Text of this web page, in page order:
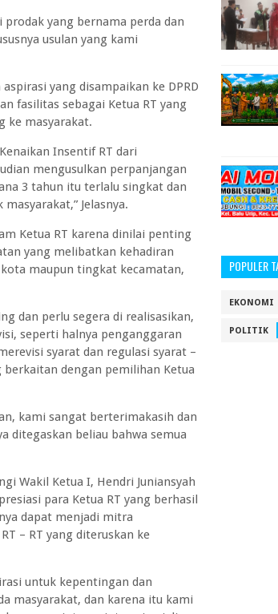
yang bernama perda dan
usulan yang kami
yang disampaikan ke DPRD
fasilitas sebagai Ketua RT yang
ke masyarakat.
Insentif RT dari
mengusulkan perpanjangan
3 tahun itu terlalu singkat dan
Jelasnya.
Ketua RT karena dinilai penting
yang melibatkan kehadiran
maupun tingkat kecamatan,
dan perlu segera di realisasikan,
seperti halnya penganggaran
syarat dan regulasi syarat –
dengan pemilihan Ketua
kami sangat berterimakasih dan
ditegaskan beliau bahwa semua
Wakil Ketua I, Hendri Juniansyah
para Ketua RT yang berhasil
dapat menjadi mitra
– RT yang diteruskan ke
untuk kepentingan dan
masyarakat, dan karena itu kami
POPULER
EKONOMI
POLITIK